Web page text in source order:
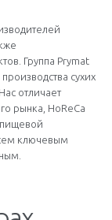
Группа Prymat
сухих
отличает
рынка, HoReCa
ключевым